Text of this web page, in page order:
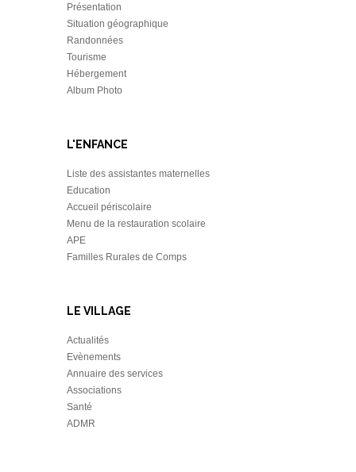
Présentation
Situation géographique
Randonnées
Tourisme
Hébergement
Album Photo
L'ENFANCE
Liste des assistantes maternelles
Education
Accueil périscolaire
Menu de la restauration scolaire
APE
Familles Rurales de Comps
LE VILLAGE
Actualités
Evènements
Annuaire des services
Associations
Santé
ADMR